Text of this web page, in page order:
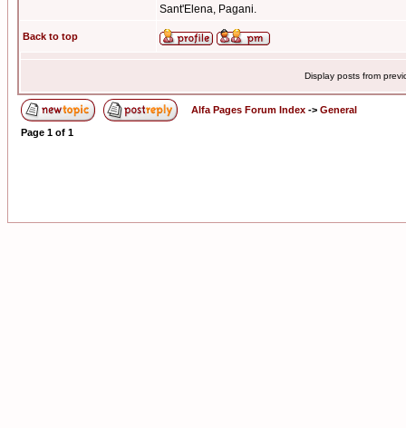
Sant'Elena, Pagani.
Back to top
Display posts from
Alfa Pages Forum Index -> General
Page 1 of 1